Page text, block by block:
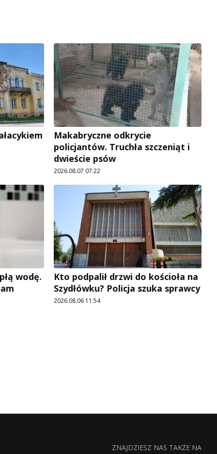
Makabryczne odkrycie
policjantów. Truchła szczeniąt i
dwieście psów
2026.08.07 07:22
wodę.
Kto podpalił drzwi do kościoła na
Szydłówku? Policja szuka sprawcy
2026.08.06 11:54
ZNAJDZIESZ NAS TAKŻE NA